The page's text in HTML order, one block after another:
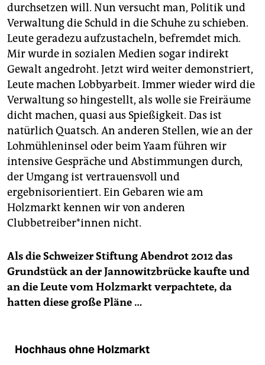
durchsetzen will. Nun versucht man, Politik und
Verwaltung die Schuld in die Schuhe zu schieben.
Leute geradezu aufzustacheln, befremdet mich.
Mir wurde in sozialen Medien sogar indirekt
Gewalt angedroht. Jetzt wird weiter demonstriert,
Leute machen Lobbyarbeit. Immer wieder wird die
Verwaltung so hingestellt, als wolle sie Freiräume
dicht machen, quasi aus Spießigkeit. Das ist
natürlich Quatsch. An anderen Stellen, wie an der
Lohmühleninsel oder beim Yaam führen wir
intensive Gespräche und Abstimmungen durch,
der Umgang ist vertrauensvoll und
ergebnisorientiert. Ein Gebaren wie am
Holzmarkt kennen wir von anderen
Clubbetreiber*innen nicht.
Als die Schweizer Stiftung Abendrot 2012 das
Grundstück an der Jannowitzbrücke kaufte und
an die Leute vom Holzmarkt verpachtete, da
hatten diese große Pläne …
Hochhaus ohne Holzmarkt